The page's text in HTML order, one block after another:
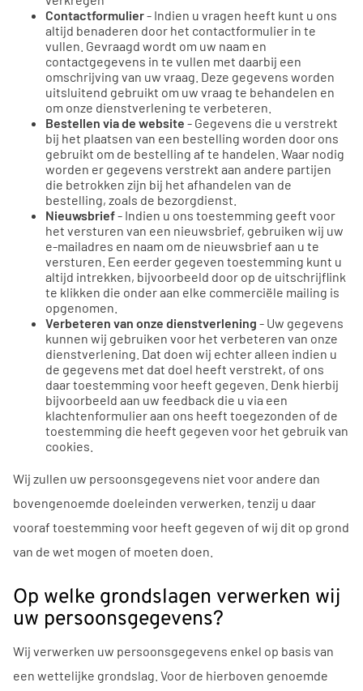
Contactformulier- Indien u vragen heeft kunt u ons
altijd benaderen door het contactformulier in te
vullen. Gevraagd wordt om uw naam en
contactgegevens in te vullen met daarbij een
omschrijving van uw vraag. Deze gegevens worden
uitsluitend gebruikt om uw vraag te behandelen en
om onze dienstverlening te verbeteren.
Bestellen via de website - Gegevens die u verstrekt
bij het plaatsen van een bestelling worden door ons
gebruikt om de bestelling af te handelen. Waar nodig
worden er gegevens verstrekt aan andere partijen
die betrokken zijn bij het afhandelen van de
bestelling, zoals de bezorgdienst.
Nieuwsbrief- Indien u ons toestemming geeft voor
het versturen van een nieuwsbrief, gebruiken wij uw
e-mailadres en naam om de nieuwsbrief aan u te
versturen. Een eerder gegeven toestemming kunt u
altijd intrekken, bijvoorbeeld door op de uitschrijflink
te klikken die onder aan elke commerciële mailing is
opgenomen.
Verbeteren van onze dienstverlening - Uw gegevens
kunnen wij gebruiken voor het verbeteren van onze
dienstverlening. Dat doen wij echter alleen indien u
de gegevens met dat doel heeft verstrekt, of ons
daar toestemming voor heeft gegeven. Denk hierbij
bijvoorbeeld aan uw feedback die u via een
klachtenformulier aan ons heeft toegezonden of de
toestemming die heeft gegeven voor het gebruik van
cookies.
Wij zullen uw persoonsgegevens niet voor andere dan
bovengenoemde doeleinden verwerken, tenzij u daar
vooraf toestemming voor heeft gegeven of wij dit op grond
van de wet mogen of moeten doen.
Op welke grondslagen verwerken wij
uw persoonsgegevens?
Wij verwerken uw persoonsgegevens enkel op basis van
een wettelijke grondslag. Voor de hierboven genoemde